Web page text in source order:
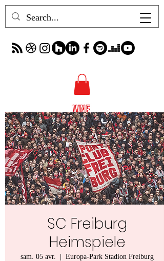
SC Freiburg
Heimspiele
sam. 05 avr.
  |
Europa-Park Stadion Freiburg